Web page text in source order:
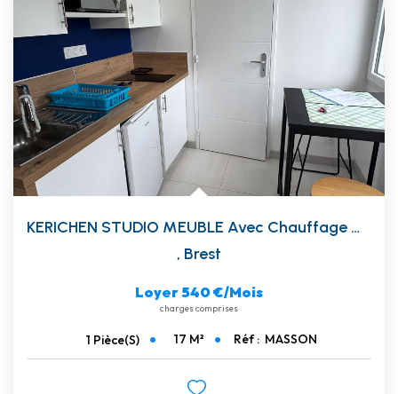
KERICHEN STUDIO MEUBLE Avec Chauffage Wifi Eau Internet
, Brest
Loyer 540 €/mois
charges comprises
1 Pièce(s) 17 M² Réf : MASSON